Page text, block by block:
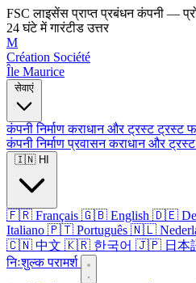
FSC लाइसेंस प्राप्त प्रबंधन कंपनी —
24 घंटे में गारंटीड उत्तर
M
Création Société
Île Maurice
कंपनी निर्माणकराधान और ट्रस्टट्रस्ट
कंपनी निर्माणप्रवासनकराधान और
🇫🇷 Français 🇬🇧 English 🇩🇪
Italiano 🇵🇹 Português 🇳🇱
🇨🇳 中文 🇰🇷 한국어 🇯🇵 日本
निःशुल्क परामर्श